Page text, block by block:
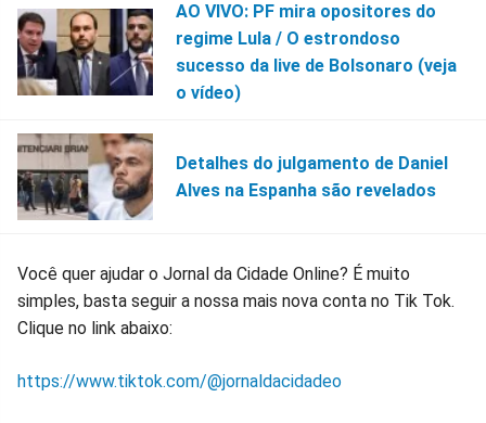
AO VIVO: PF mira opositores do
regime Lula / O estrondoso
sucesso da live de Bolsonaro (veja
o vídeo)
Detalhes do julgamento de Daniel
Alves na Espanha são revelados
Você quer ajudar o Jornal da Cidade Online? É muito
simples, basta seguir a nossa mais nova conta no Tik Tok.
Clique no link abaixo:
https://www.tiktok.com/@jornaldacidadeo